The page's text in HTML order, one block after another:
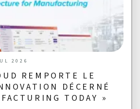
REMPORTE LE
DÉCERNÉ
TODAY »
2026